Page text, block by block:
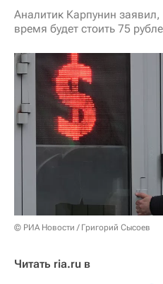
Аналитик Карпунин
время будет стоить 75
© РИА Новости / Григорий Сысоев
Читать ria.ru в